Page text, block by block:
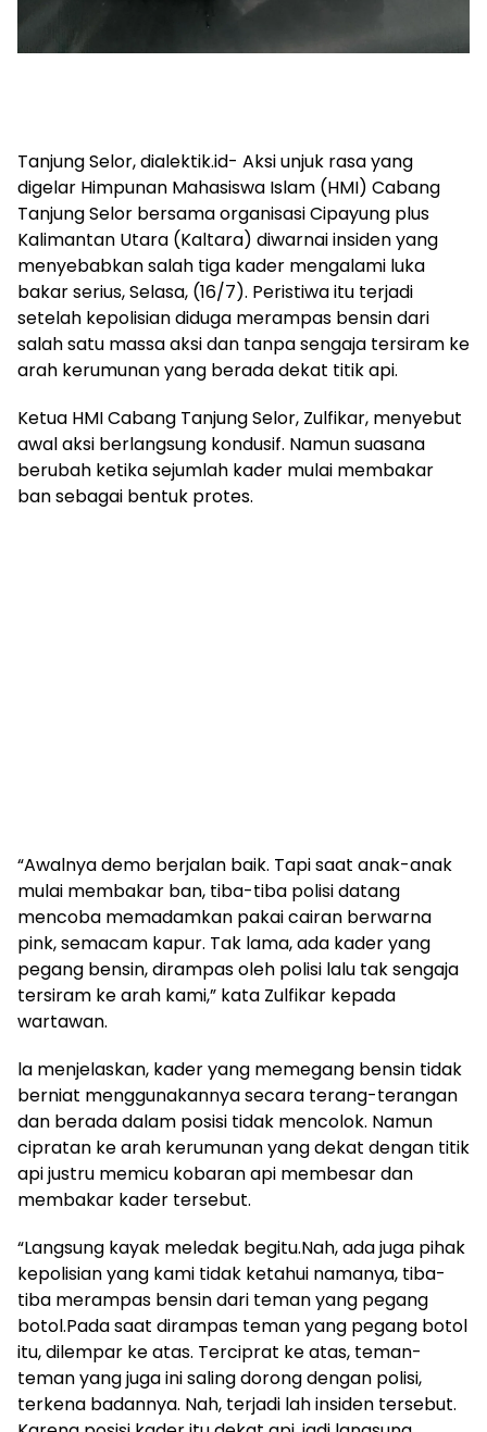
Tanjung Selor, dialektik.id- Aksi unjuk rasa yang
digelar Himpunan Mahasiswa Islam (HMI) Cabang
Tanjung Selor bersama organisasi Cipayung plus
Kalimantan Utara (Kaltara) diwarnai insiden yang
menyebabkan salah tiga kader mengalami luka
bakar serius, Selasa, (16/7). Peristiwa itu terjadi
setelah kepolisian diduga merampas bensin dari
salah satu massa aksi dan tanpa sengaja tersiram ke
arah kerumunan yang berada dekat titik api.
Ketua HMI Cabang Tanjung Selor, Zulfikar, menyebut
awal aksi berlangsung kondusif. Namun suasana
berubah ketika sejumlah kader mulai membakar
ban sebagai bentuk protes.
“Awalnya demo berjalan baik. Tapi saat anak-anak
mulai membakar ban, tiba-tiba polisi datang
mencoba memadamkan pakai cairan berwarna
pink, semacam kapur. Tak lama, ada kader yang
pegang bensin, dirampas oleh polisi lalu tak sengaja
tersiram ke arah kami,” kata Zulfikar kepada
wartawan.
la menjelaskan, kader yang memegang bensin tidak
berniat menggunakannya secara terang-terangan
dan berada dalam posisi tidak mencolok. Namun
cipratan ke arah kerumunan yang dekat dengan titik
api justru memicu kobaran api membesar dan
membakar kader tersebut.
“Langsung kayak meledak begitu.Nah, ada juga pihak
kepolisian yang kami tidak ketahui namanya, tiba-
tiba merampas bensin dari teman yang pegang
botol.Pada saat dirampas teman yang pegang botol
itu, dilempar ke atas. Terciprat ke atas, teman-
teman yang juga ini saling dorong dengan polisi,
terkena badannya. Nah, terjadi lah insiden tersebut.